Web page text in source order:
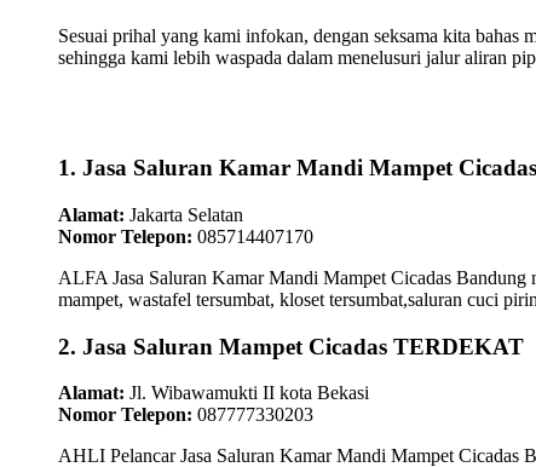
Sesuai prihal yang kami infokan, dengan seksama kita bahas
sehingga kami lebih waspada dalam menelusuri jalur aliran
1. Jasa Saluran Kamar Mandi Mampet
Alamat: Jakarta Selatan
Nomor Telepon: 085714407170
ALFA Jasa Saluran Kamar Mandi Mampet Cicadas Bandung
mampet, wastafel tersumbat, kloset tersumbat,saluran cuci
2. Jasa Saluran Mampet Cicadas TERDEKAT
Alamat: Jl. Wibawamukti II kota Bekasi
Nomor Telepon: 087777330203
AHLI Pelancar Jasa Saluran Kamar Mandi Mampet Cicadas